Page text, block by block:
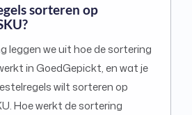
sorteren op
leggen we uit hoe de sortering
in GoedGepickt, en wat je
wilt sorteren op
Hoe werkt de sortering